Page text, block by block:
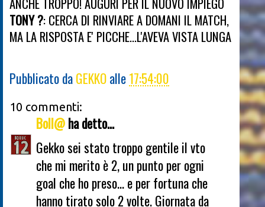
ANCHE TROPPO! AUGURI PER IL NUOVO IMPIEGO
TONY ?: CERCA DI RINVIARE A DOMANI IL MATCH,
MA LA RISPOSTA E' PICCHE...L'AVEVA VISTA LUNGA
Pubblicato daGEKKOalle17:54:00
10 commenti:
Boll@ha detto...
Gekko sei stato troppo gentile il vto
che mi merito è 2, un punto per ogni
goal che ho preso... e per fortuna che
hanno tirato solo 2 volte. Giornata da